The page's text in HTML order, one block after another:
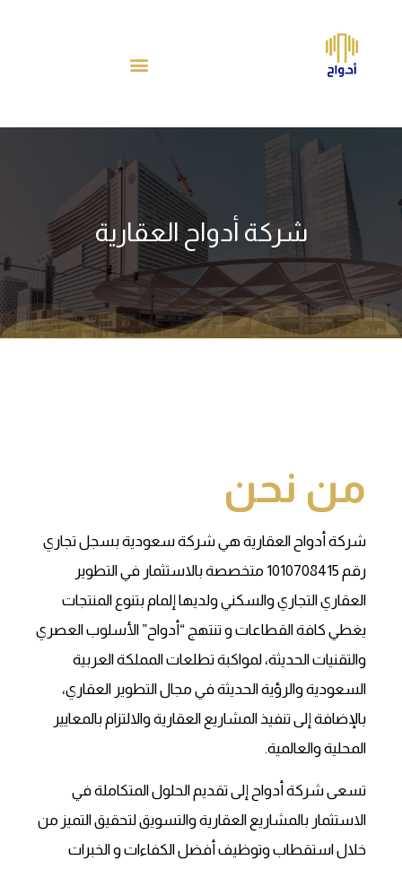
شركة أدواح العقارية
من نحن
شركة أدواح العقارية هي شركة سعودية بسجل تجاري
رقم 1010708415 متخصصة بالاستثمار في التطوير
العقاري التجاري والسكني ولديها إلمام بتنوع المنتجات
يغطي كافة القطاعات و تنتهج “أدواح” الأسلوب العصري
والتقنيات الحديثة، لمواكبة تطلعات المملكة العربية
السعودية والرؤية الحديثة في مجال التطوير العقاري،
بالإضافة إلى تنفيذ المشاريع العقارية والالتزام بالمعايير
المحلية والعالمية.
تسعى شركة أدواح إلى تقديم الحلول المتكاملة في
الاستثمار بالمشاريع العقارية والتسويق لتحقيق التميز من
خلال استقطاب وتوظيف أفضل الكفاءات و الخبرات